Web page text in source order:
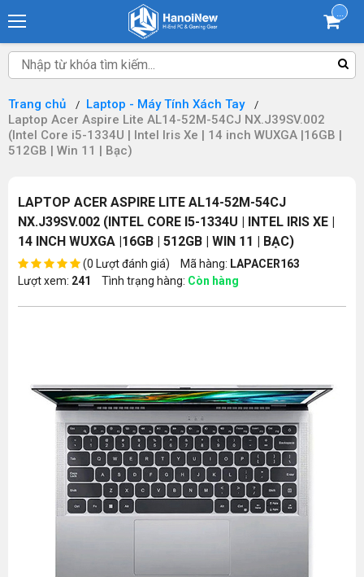
Trang chủ
Laptop - Máy Tính Xách Tay
Laptop Acer Aspire Lite AL14-52M-54CJ NX.J39SV.002
(Intel Core i5-1334U | Intel Iris Xe | 14 inch WUXGA |16GB |
512GB | Win 11 | Bạc)
LAPTOP ACER ASPIRE LITE AL14-52M-54CJ
NX.J39SV.002 (INTEL CORE I5-1334U | INTEL IRIS XE |
14 INCH WUXGA |16GB | 512GB | WIN 11 | BẠC)
(0 Lượt đánh giá) Mã hàng: LAPACER163
Lượt xem: 241 Tình trạng hàng: Còn hàng